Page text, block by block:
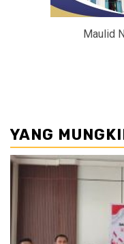
Maulid
YANG